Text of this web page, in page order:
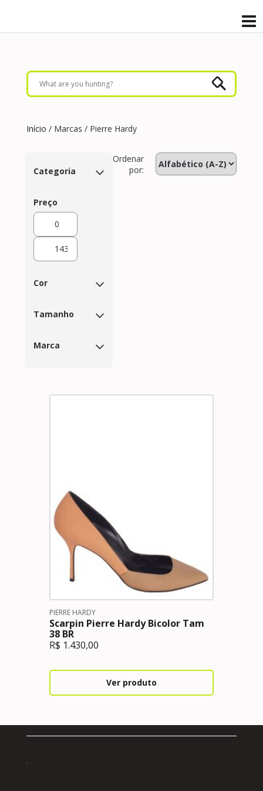
Início / Marcas / Pierre Hardy
Categoria
Preço
Cor
Tamanho
Marca
Ordenar
por:
PIERRE HARDY
Scarpin Pierre Hardy Bicolor Tam
38 BR
R$ 1.430,00
Ver produto